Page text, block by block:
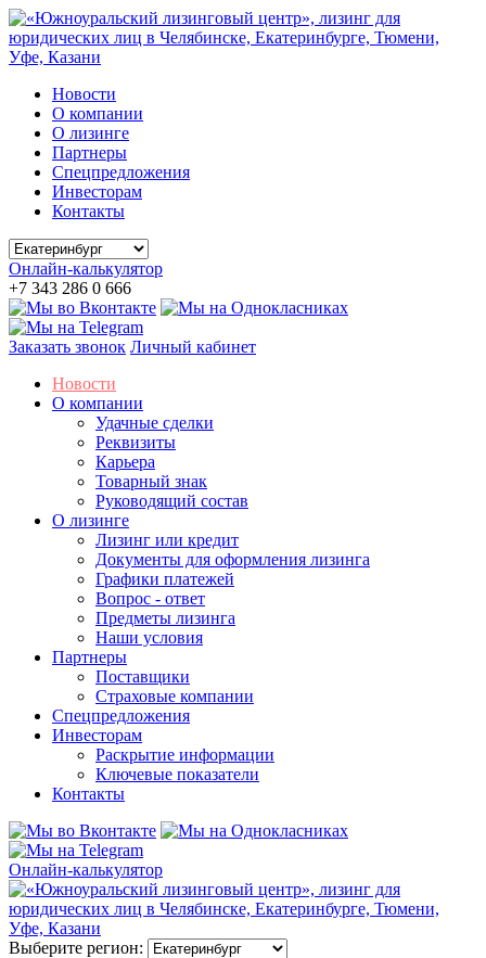
Новости
О компании
О лизинге
Партнеры
Спецпредложения
Инвесторам
Контакты
Онлайн-калькулятор
+7 343 286 0 666
Заказать звонок Личный кабинет
Новости
О компании
Удачные сделки
Реквизиты
Карьера
Товарный знак
Руководящий состав
О лизинге
Лизинг или кредит
Документы для оформления лизинга
Графики платежей
Вопрос - ответ
Предметы лизинга
Наши условия
Партнеры
Поставщики
Страховые компании
Спецпредложения
Инвесторам
Раскрытие информации
Ключевые показатели
Контакты
Онлайн-калькулятор
Выберите регион: